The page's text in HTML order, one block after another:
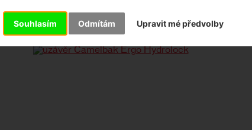
Souhlasím Odmítám Upravit mé předvolby
CAMELBAK ERGO